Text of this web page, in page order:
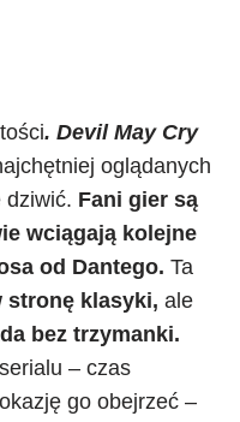
. Devil May Cry
oglądanych
dziwić. Fani gier są
wciągają kolejne
od Dantego. Ta
stronę klasyki, ale
bez trzymanki.
– czas
go obejrzeć –